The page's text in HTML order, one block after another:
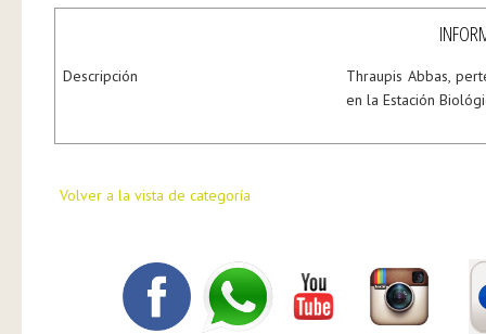
Descripción
Thraupis Abbas,
en la Estación
Volver a la vista de categoría